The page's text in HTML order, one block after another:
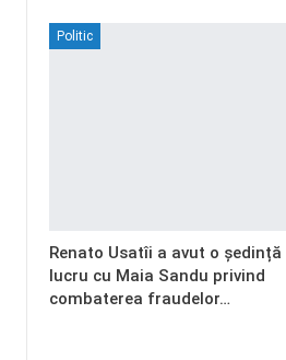
Politic
Renato Usatîi a avut o ședință
lucru cu Maia Sandu privind
combaterea fraudelor…